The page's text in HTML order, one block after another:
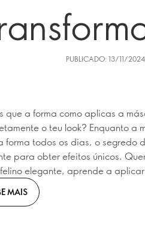
PUBLICADO: 13/11/
que a forma como aplicas a
o teu look? Enquanto
forma todos os dias, o segredo
para obter efeitos únicos.
elegante, aprende a
MAIS